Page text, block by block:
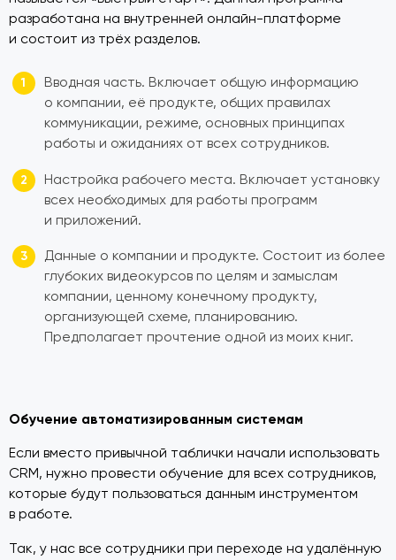
разработана на внутренней онлайн-платформе
и состоит из трёх разделов.
Вводная часть. Включает общую информацию
о компании, её продукте, общих правилах
коммуникации, режиме, основных принципах
работы и ожиданиях от всех сотрудников.
Настройка рабочего места. Включает установку
всех необходимых для работы программ
и приложений.
Данные о компании и продукте. Состоит из более
глубоких видеокурсов по целям и замыслам
компании, ценному конечному продукту,
организующей схеме, планированию.
Предполагает прочтение одной из моих книг.
Обучение автоматизированным системам
Если вместо привычной таблички начали использовать
CRM, нужно провести обучение для всех сотрудников,
которые будут пользоваться данным инструментом
в работе.
Так, у нас все сотрудники при переходе на удалённую